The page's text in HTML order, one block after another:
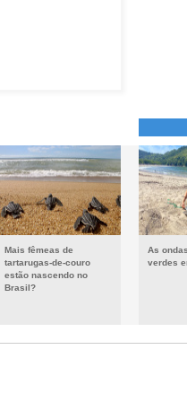
Mais fêmeas de
tartarugas-de-couro
estão nascendo no
Brasil?
As
verdes